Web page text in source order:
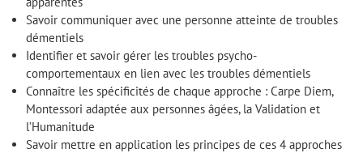
Savoir communiquer avec une personne atteinte de troubles
démentiels
Identifier et savoir gérer les troubles psycho-
comportementaux en lien avec les troubles démentiels
Connaître les spécificités de chaque approche : Carpe Diem,
Montessori adaptée aux personnes âgées, la Validation et
l’Humanitude
Savoir mettre en application les principes de ces 4 approches